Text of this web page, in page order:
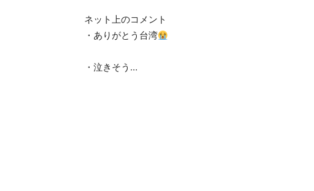
ネット上のコメント
・ありがとう台湾
・泣きそう…